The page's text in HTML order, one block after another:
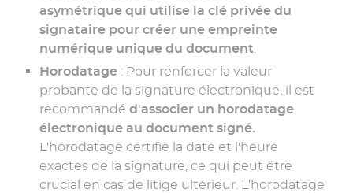
asymétrique qui utilise la clé privée du
signataire pour créer une empreinte
numérique unique du document.
Horodatage : Pour renforcer la valeur
probante de la signature électronique, il est
recommandé d'associer un horodatage
électronique au document signé.
L'horodatage certifie la date et l'heure
exactes de la signature, ce qui peut être
crucial en cas de litige ultérieur. L’horodatage